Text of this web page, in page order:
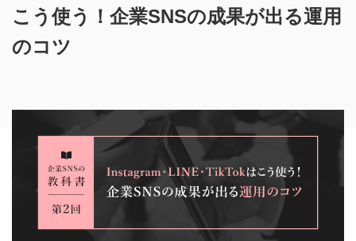
こう使う！ 企業SNSの成果が出る運用
のコツ